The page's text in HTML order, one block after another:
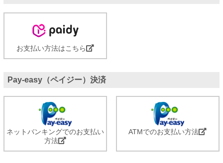
お支払い方法はこちら
Pay-easy（ペイジー）決済
ネットバンキングでのお支払い
方法
ATMでのお支払い方法